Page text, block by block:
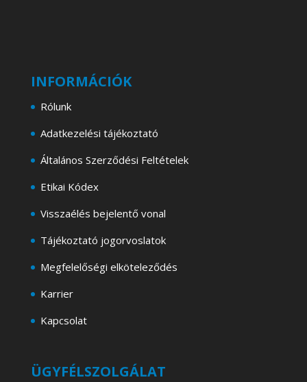
INFORMÁCIÓK
Rólunk
Adatkezelési tájékoztató
Általános Szerződési Feltételek
Etikai Kódex
Visszaélés bejelentő vonal
Tájékoztató jogorvoslatok
Megfelelőségi elköteleződés
Karrier
Kapcsolat
ÜGYFÉLSZOLGÁLAT